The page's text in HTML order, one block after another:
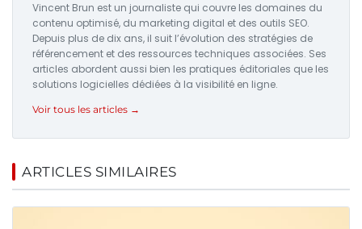
Vincent Brun est un journaliste qui couvre les domaines du
contenu optimisé, du marketing digital et des outils SEO.
Depuis plus de dix ans, il suit l’évolution des stratégies de
référencement et des ressources techniques associées. Ses
articles abordent aussi bien les pratiques éditoriales que les
solutions logicielles dédiées à la visibilité en ligne.
Voir tous les articles →
ARTICLES SIMILAIRES